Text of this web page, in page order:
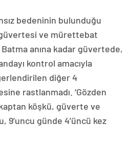
bedeninin bulunduğu
ve mürettebat
Batma anına kadar güvertede,
kontrol amacıyla
diğer 4
rastlanmadı. ‘Gözden
köşkü, güverte ve
9’uncu günde 4’üncü kez